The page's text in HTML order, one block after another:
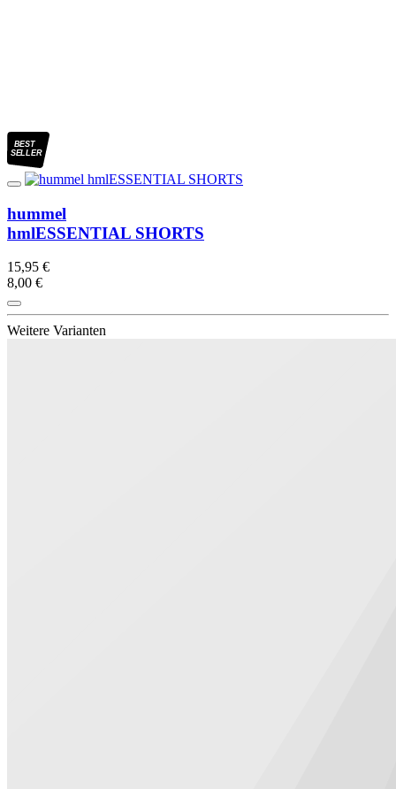
BEST
SELLER
hummel
hmlESSENTIAL SHORTS
15,95 €
8,00 €
Weitere Varianten